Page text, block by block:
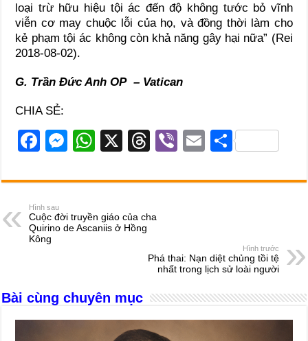
loại trừ hữu hiệu tội ác đến độ không tước bỏ vĩnh
viễn cơ may chuộc lỗi của họ, và đồng thời làm cho
kẻ phạm tội ác không còn khả năng gây hại nữa” (Rei
2018-08-02).
G. Trần Đức Anh OP – Vatican
CHIA SẺ:
F
c
e
b
o
k
M
ss
n
W
at
A
X
T
e
d
s
Vi
er
E
ail
S
ar
Hình sau
Cuộc đời truyền giáo của cha
Quirino de Ascaniis ở Hồng
Kông
Hình trước
Phá thai: Nạn diệt chủng tồi tệ
nhất trong lịch sử loài người
Bài cùng chuyên mục